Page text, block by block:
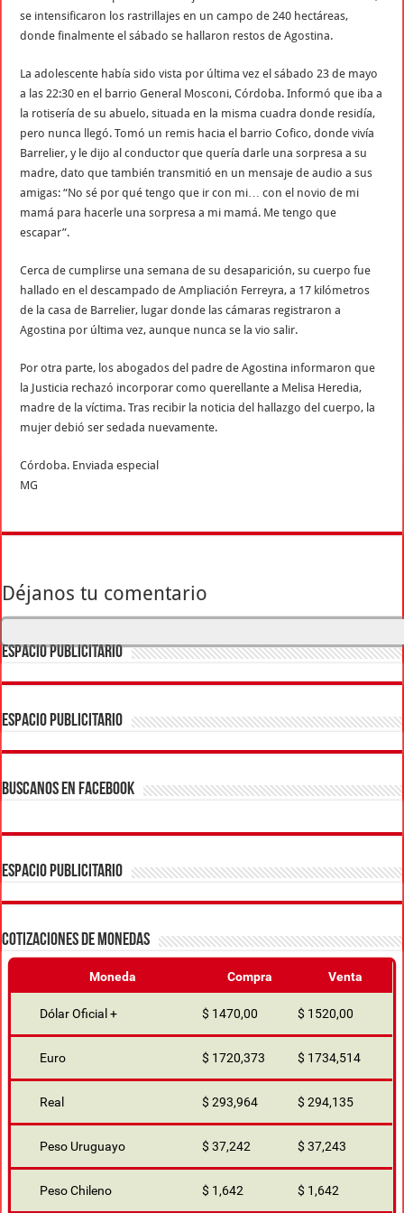
se intensificaron los rastrillajes en un campo de 240 hectáreas,
donde finalmente el sábado se hallaron restos de Agostina.
La adolescente había sido vista por última vez el sábado 23 de mayo
a las 22:30 en el barrio General Mosconi, Córdoba. Informó que iba a
la rotisería de su abuelo, situada en la misma cuadra donde residía,
pero nunca llegó. Tomó un remis hacia el barrio Cofico, donde vivía
Barrelier, y le dijo al conductor que quería darle una sorpresa a su
madre, dato que también transmitió en un mensaje de audio a sus
amigas: “No sé por qué tengo que ir con mi… con el novio de mi
mamá para hacerle una sorpresa a mi mamá. Me tengo que
escapar”.
Cerca de cumplirse una semana de su desaparición, su cuerpo fue
hallado en el descampado de Ampliación Ferreyra, a 17 kilómetros
de la casa de Barrelier, lugar donde las cámaras registraron a
Agostina por última vez, aunque nunca se la vio salir.
Por otra parte, los abogados del padre de Agostina informaron que
la Justicia rechazó incorporar como querellante a Melisa Heredia,
madre de la víctima. Tras recibir la noticia del hallazgo del cuerpo, la
mujer debió ser sedada nuevamente.
Córdoba. Enviada especial
MG
Déjanos tu comentario
ESPACIO PUBLICITARIO
ESPACIO PUBLICITARIO
BUSCANOS EN FACEBOOK
ESPACIO PUBLICITARIO
COTIZACIONES DE MONEDAS
Moneda Compra Venta
Dólar Oficial + $ 1470,00 $ 1520,00
Euro $ 1720,373 $ 1734,514
Real $ 293,964 $ 294,135
Peso Uruguayo $ 37,242 $ 37,243
Peso Chileno $ 1,642 $ 1,642